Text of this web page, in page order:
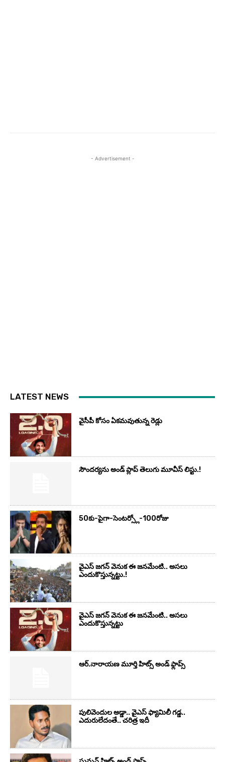
- Advertisement -
LATEST NEWS
వైసీపీ కోసం ఏక‌మ‌వుతున్న రెడ్లు
సౌందర్యను అండ్‌ ప్లాప్‌ తెలుగు మూవీస్‌ లిస్టు.!
50కు-పైగా-సెంటర్స్లో-100రోజు
వైఎస్‌ జగన్‌ వెనుక ఈ జనమేంటి.. అసలు
ఎందుకొస్తున్నట్టు.!
వైఎస్‌ జగన్‌ వెనుక ఈ జనమేంటి.. అసలు
ఎందుకొస్తున్నట్టు
ఆర్‌.నారాయ‌ణ మూర్తి హిట్స్ అండ్ ఫ్లాప్స్‌
పులివెందుల అడ్డా.. వైఎస్ ఫ్యామిలీ గడ్డ..
ఎదురులేదంతే.. చరిత్ర ఇదీ